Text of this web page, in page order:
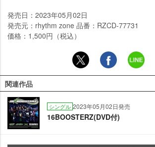
発売日：2023年05月02日
発売元：rhythm zone 品番：RZCD-77731
価格：1,500円（税込）
関連作品
シングル 2023年05月02日発売
16BOOSTERZ(DVD付)